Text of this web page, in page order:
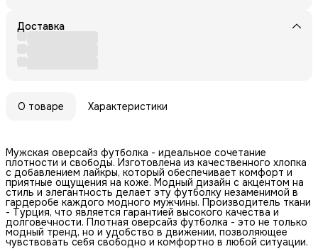
Доставка
О товаре Характеристики
Мужская оверсайз футболка - идеальное сочетание
плотности и свободы. Изготовлена из качественного хлопка
с добавлением лайкры, который обеспечивает комфорт и
приятные ощущения на коже. Модный дизайн с акцентом на
стиль и элегантность делает эту футболку незаменимой в
гардеробе каждого модного мужчины. Производитель ткани
- Турция, что является гарантией высокого качества и
долговечности. Плотная оверсайз футболка - это не только
модный тренд, но и удобство в движении, позволяющее
чувствовать себя свободно и комфортно в любой ситуации.